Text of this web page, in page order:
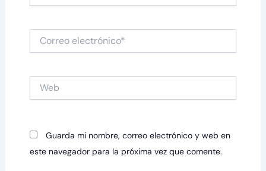
Correo
electrónico*
Guarda mi nombre, correo electrónico y web en
este navegador para la próxima vez que comente.